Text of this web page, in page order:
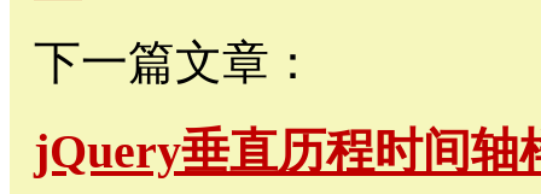
下一篇文章：
jQuery垂直历程时间